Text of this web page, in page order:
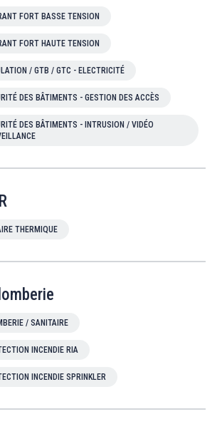
FORT BASSE TENSION
FORT HAUTE TENSION
/ GTB / GTC - ELECTRICITÉ
DES BÂTIMENTS - GESTION DES ACCÈS
DES BÂTIMENTS - INTRUSION / VIDÉO
THERMIQUE
/ SANITAIRE
INCENDIE RIA
INCENDIE SPRINKLER